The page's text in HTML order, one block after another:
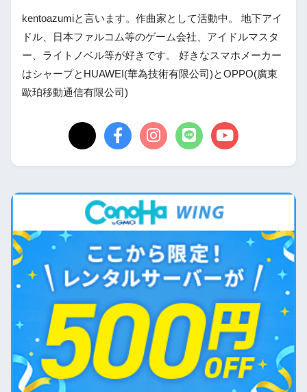
kentoazumiと言います。作曲家として活動中。 地下アイ
ドル、日本ファルコム等のゲーム会社、アイドルマスタ
ー、ライトノベル等が好きです。 好きなスマホメーカー
はシャープとHUAWEI(華為技術有限公司)とOPPO(廣東
歐珀移動通信有限公司)